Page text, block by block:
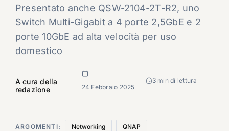
Presentato anche QSW-2104-2T-R2, uno
Switch Multi-Gigabit a 4 porte 2,5GbE e 2
porte 10GbE ad alta velocità per uso
domestico
A cura della
redazione
24 Febbraio 2025
3 min di lettura
ARGOMENTI: Networking QNAP